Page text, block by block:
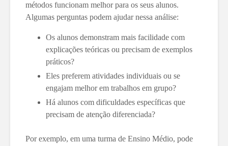
métodos funcionam melhor para os seus alunos.
Algumas perguntas podem ajudar nessa análise:
Os alunos demonstram mais facilidade com
explicações teóricas ou precisam de exemplos
práticos?
Eles preferem atividades individuais ou se
engajam melhor em trabalhos em grupo?
Há alunos com dificuldades específicas que
precisam de atenção diferenciada?
Por exemplo, em uma turma de Ensino Médio, pode